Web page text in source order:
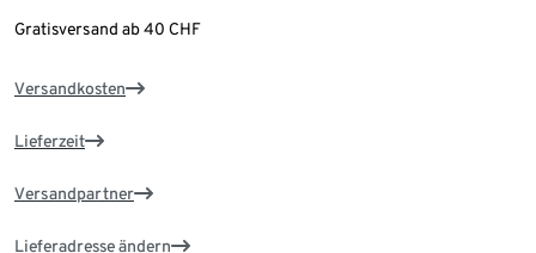
Gratisversand ab 40 CHF
Versandkosten
Lieferzeit
Versandpartner
Lieferadresse ändern